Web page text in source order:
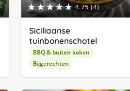
★★★★★ 4.75 (4)
Siciliaanse
tuinbonenschotel
BBQ & buiten koken
Bijgerechten